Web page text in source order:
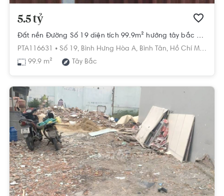
5.5 tỷ
Đất nền Đường Số 19 diện tích 99.9m² hướng tây bắc pháp lý sổ hồng.
PTA116631 • Số 19, Bình Hưng Hòa A, Bình Tân, Hồ Chí Minh
99.9 m²
Tây Bắc